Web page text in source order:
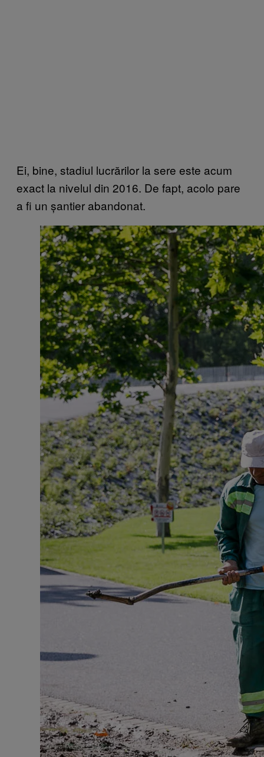
Ei, bine, stadiul lucrărilor la sere este acum
exact la nivelul din 2016. De fapt, acolo pare
a fi un șantier abandonat.